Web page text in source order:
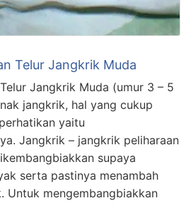
Telur Jangkrik Muda
Jangkrik Muda (umur 3 – 5
jangkrik, hal yang cukup
yaitu
Jangkrik – jangkrik peliharaan
supaya
serta pastinya menambah
Untuk mengembangbiakkan